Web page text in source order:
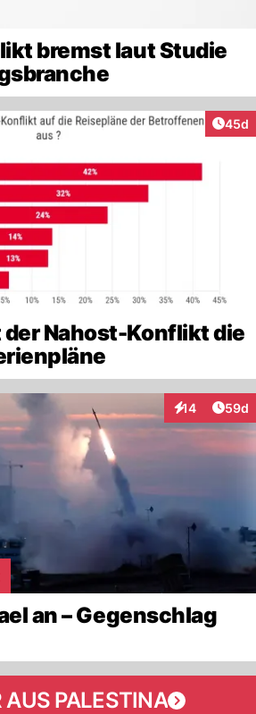
bremst laut Studie
45d
Nahost-Konflikt die
14
Interaktionen
59d
an – Gegenschlag
AUS PALESTINA